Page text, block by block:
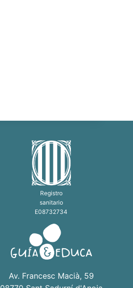
Registro
sanitario
E08732734
Av. Francesc Macià, 59